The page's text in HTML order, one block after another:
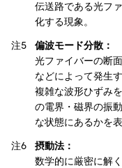
伝送路である光フ
化する現象。
注5
偏波モード分散：
光ファイバーの断
などによって発生
複雑な波形ひずみ
の電界・磁界の振
な状態にあるかを
注6
摂動法：
数学的に厳密に解